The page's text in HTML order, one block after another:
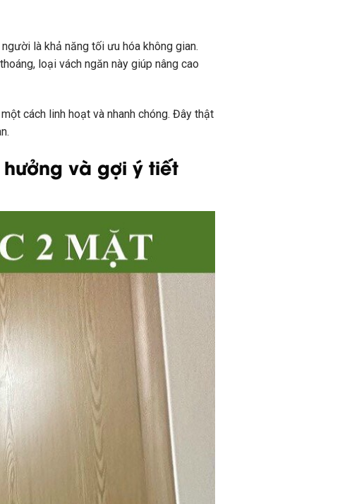
là khả năng tối ưu hóa không gian.
loại vách ngăn này giúp nâng cao
cách linh hoạt và nhanh chóng. Đây thật
và gợi ý tiết